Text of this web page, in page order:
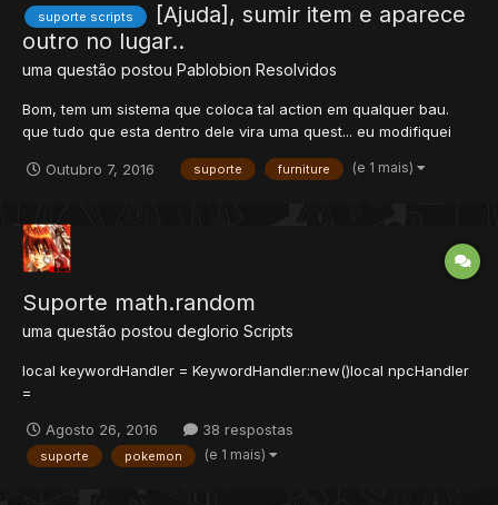
suporte scripts
[Ajuda], sumir item e aparece
outro no lugar..
uma questão postou Pablobion Resolvidos
Bom, tem um sistema que coloca tal action em qualquer bau.
que tudo que esta dentro dele vira uma quest... eu modifiquei
entre outras coisas, agora unica coisa que preciso é que ele
Outubro 7, 2016 suporte furniture (e 1 mais)
Suporte math.random
uma questão postou deglorio Scripts
local keywordHandler = KeywordHandler:new()local npcHandler
=
npcHandler)local talkState = {}function onCreatureAppear(cid)
npcHandler:onCreatureAppear(cid) endfunction
Agosto 26, 2016 38 respostas
suporte pokemon (e 1 mais)